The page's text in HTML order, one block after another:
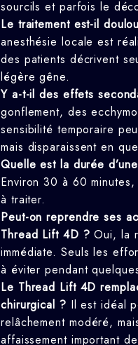
sourcils et parfois le
Le traitement est-il
anesthésie locale est
des patients décrivent
légère gêne.
Y a-t-il des effets
gonflement, des
sensibilité temporaire
mais disparaissent en
Quelle est la durée
Environ 30 à 60
à traiter.
Peut-on reprendre ses
Thread Lift 4D ? Oui, la
immédiate. Seuls les
à éviter pendant
Le Thread Lift 4D
chirurgical ? Il est idéal
relâchement modéré,
affaissement important